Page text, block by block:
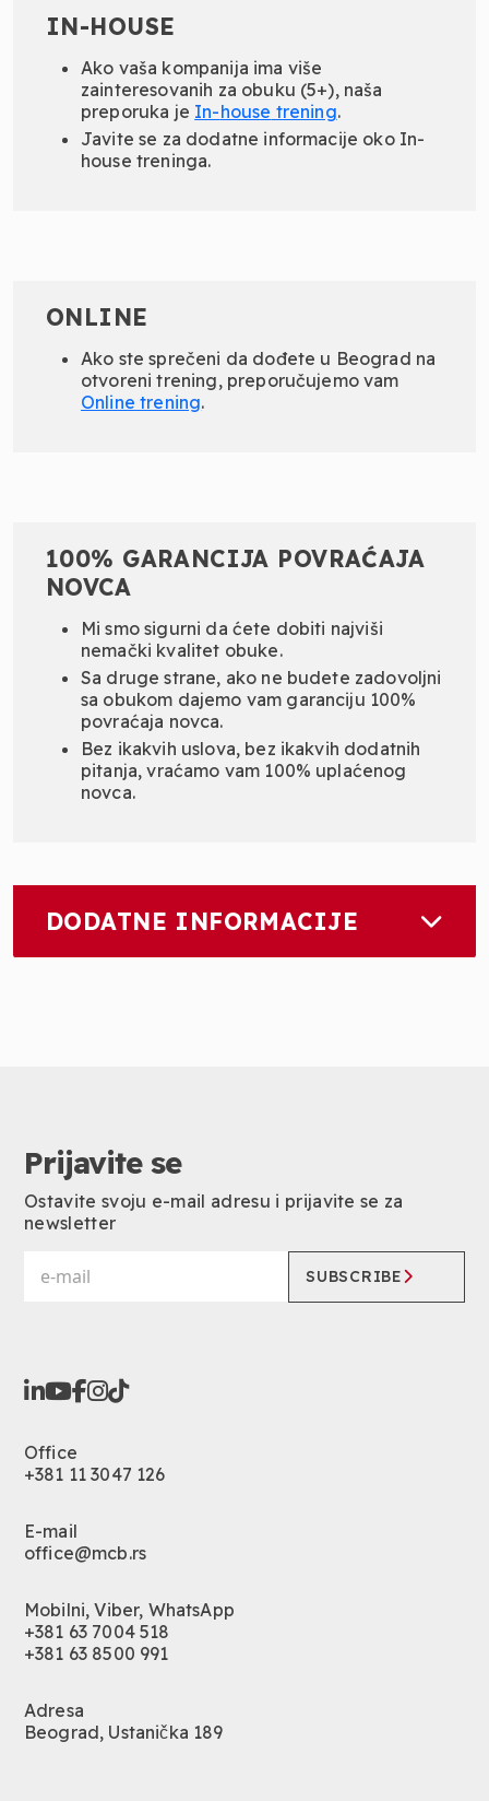
IN-HOUSE
Ako vaša kompanija ima više
zainteresovanih za obuku (5+), naša
preporuka je In-house trening.
Javite se za dodatne informacije oko In-
house treninga.
ONLINE
Ako ste sprečeni da dođete u Beograd na
otvoreni trening, preporučujemo vam
Online trening.
100% GARANCIJA POVRAĆAJA
NOVCA
Mi smo sigurni da ćete dobiti najviši
nemački kvalitet obuke.
Sa druge strane, ako ne budete zadovoljni
sa obukom dajemo vam garanciju 100%
povraćaja novca.
Bez ikakvih uslova, bez ikakvih dodatnih
pitanja, vraćamo vam 100% uplaćenog
novca.
DODATNE INFORMACIJE
Prijavite se
Ostavite svoju e-mail adresu i prijavite se za
newsletter
SUBSCRIBE
Office
+381 11 3047 126
E-mail
office@mcb.rs
Mobilni, Viber, WhatsApp
+381 63 7004 518
+381 63 8500 991
Adresa
Beograd, Ustanička 189